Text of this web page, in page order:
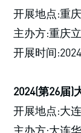
开展地点:重
主办方:重庆
开展时间
2024(第26届)
开展地点:大
主办方:大连